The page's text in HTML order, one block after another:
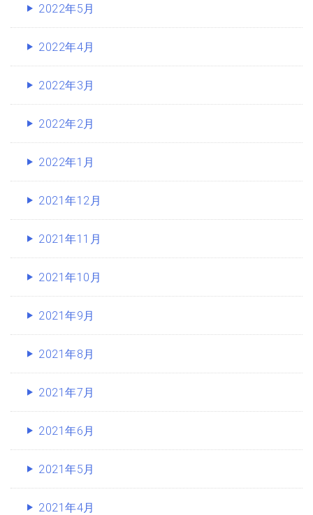
2022年5月
2022年4月
2022年3月
2022年2月
2022年1月
2021年12月
2021年11月
2021年10月
2021年9月
2021年8月
2021年7月
2021年6月
2021年5月
2021年4月